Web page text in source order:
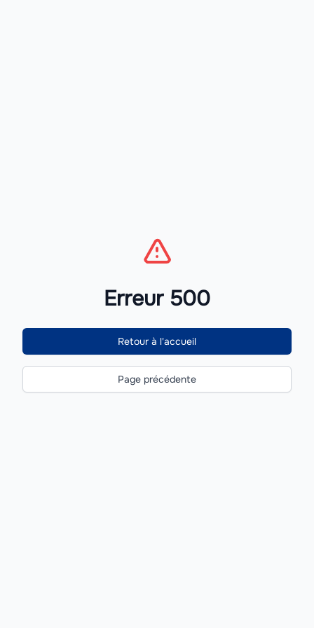
Erreur 500
Retour à l'accueil
Page précédente